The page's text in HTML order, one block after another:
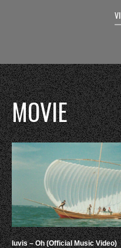
MOVIE
luvis – Oh (Official Music Video)